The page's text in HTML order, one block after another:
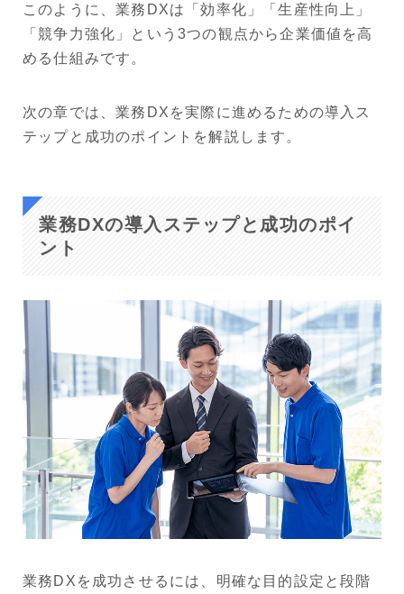
このように、業務DXは「効率化」「生産性向上」
「競争力強化」という3つの観点から企業価値を高
める仕組みです。
次の章では、業務DXを実際に進めるための導入ス
テップと成功のポイントを解説します。
業務DXの導入ステップと成功のポイ
ント
業務DXを成功させるには、明確な目的設定と段階